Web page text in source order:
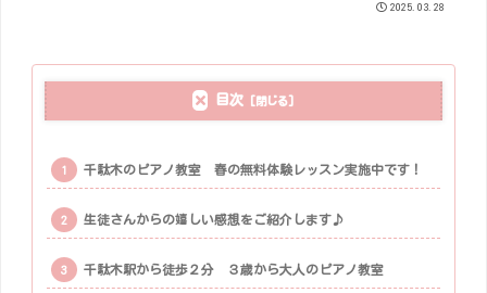
2025.03.28
目次
千駄木のピアノ教室 春の無料体験レッスン実施中です！
生徒さんからの嬉しい感想をご紹介します♪
千駄木駅から徒歩２分 ３歳から大人のピアノ教室